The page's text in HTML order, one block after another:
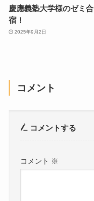
慶應義塾大学様のゼミ合
宿！
2025年9月2日
コメント
コメントする
コメント ※